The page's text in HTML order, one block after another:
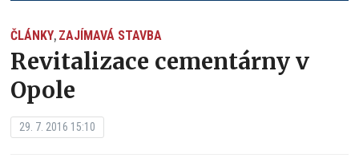
ČLÁNKY, ZAJÍMAVÁ STAVBA
Revitalizace cementárny v
Opole
29. 7. 2016 15:10